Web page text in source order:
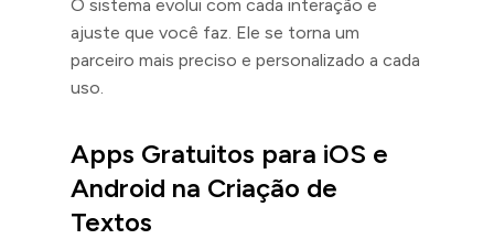
O sistema evolui com cada interação e
ajuste que você faz. Ele se torna um
parceiro mais preciso e personalizado a cada
uso.
Apps Gratuitos para iOS e
Android na Criação de
Textos